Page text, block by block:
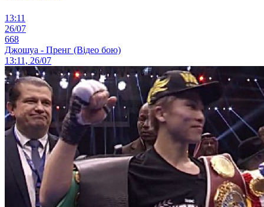
13:11
26/07
668
Джошуа - Пренг (Відео бою)
13:11, 26/07